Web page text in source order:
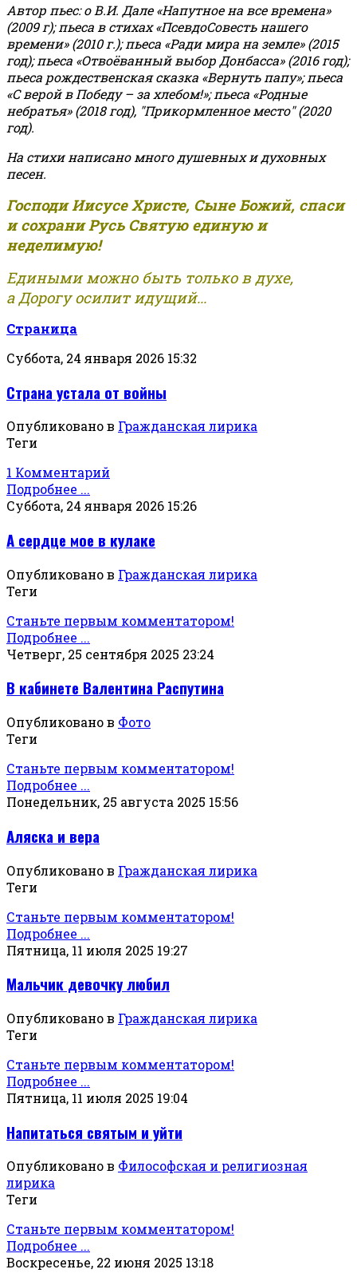
Автор пьес: о В.И. Дале «Напутное на все времена»
(2009 г); пьеса в стихах «ПсевдоСовесть нашего
времени» (2010 г.); пьеса «Ради мира на земле» (2015
год); пьеса «Отвоёванный выбор Донбасса» (2016 год);
пьеса рождественская сказка «Вернуть папу»; пьеса
«С верой в Победу – за хлебом!»;пьеса «Родные
небратья» (2018 год), "Прикормленное место" (2020
год).
На стихи написано много душевных и духовных
песен.
Господи Иисусе Христе, Сыне Божий, спаси
и сохрани Русь Святую единую и
неделимую!
Едиными можно быть только в духе,
а Дорогу осилит идущий...
Страница
Суббота, 24 января 2026 15:32
Страна устала от войны
Опубликовано в Гражданская лирика
Теги
1 Комментарий
Подробнее ...
Суббота, 24 января 2026 15:26
А сердце мое в кулаке
Опубликовано в Гражданская лирика
Теги
Станьте первым комментатором!
Подробнее ...
Четверг, 25 сентября 2025 23:24
В кабинете Валентина Распутина
Опубликовано в Фото
Теги
Станьте первым комментатором!
Подробнее ...
Понедельник, 25 августа 2025 15:56
Аляска и вера
Опубликовано в Гражданская лирика
Теги
Станьте первым комментатором!
Подробнее ...
Пятница, 11 июля 2025 19:27
Мальчик девочку любил
Опубликовано в Гражданская лирика
Теги
Станьте первым комментатором!
Подробнее ...
Пятница, 11 июля 2025 19:04
Напитаться святым и уйти
Опубликовано в Философская и религиозная
лирика
Теги
Станьте первым комментатором!
Подробнее ...
Воскресенье, 22 июня 2025 13:18